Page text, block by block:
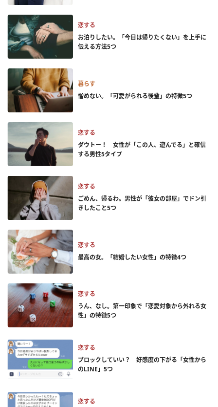
恋する
お泊りしたい。「今日は帰りたくない」を上手に
伝える方法5つ
暮らす
憎めない。「可愛がられる後輩」の特徴5つ
恋する
ダウトー！ 女性が「この人、遊んでる」と確信
する男性5タイプ
恋する
ごめん、帰るわ。男性が「彼女の部屋」でドン引
きしたこと5つ
恋する
最高の女。「結婚したい女性」の特徴4つ
恋する
うん、なし。第一印象で「恋愛対象から外れる女
性」の特徴5つ
恋する
ブロックしていい？ 好感度の下がる「女性から
のLINE」5つ
恋する